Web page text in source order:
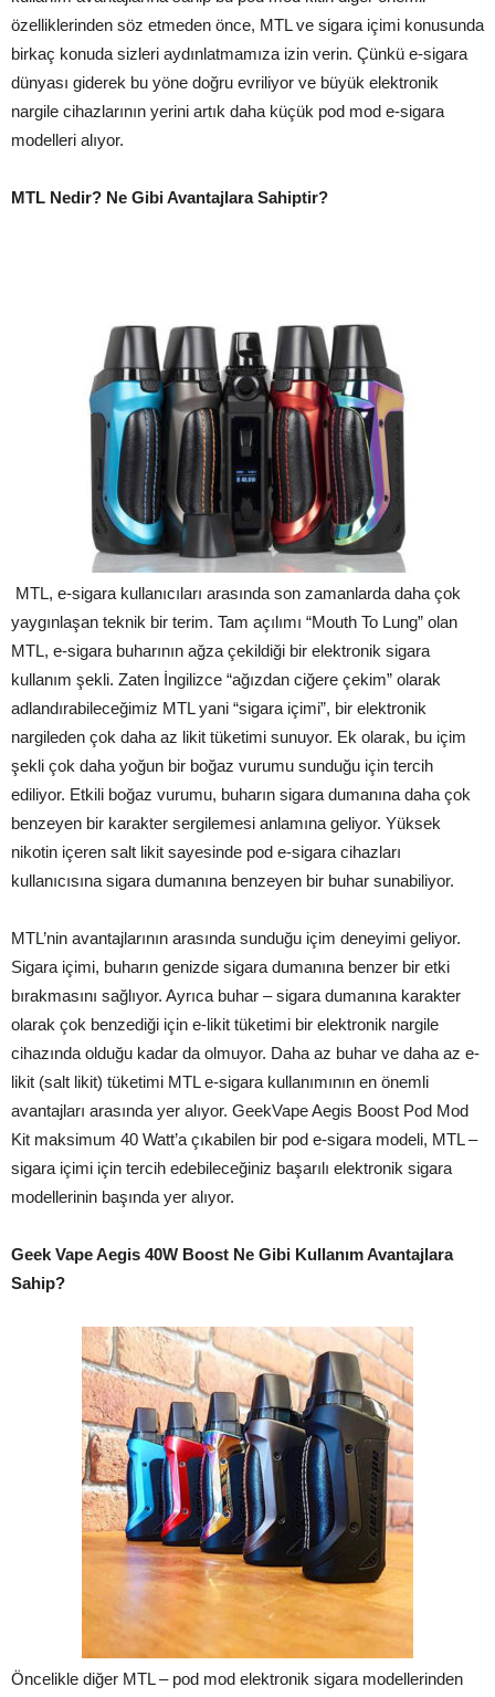
özelliklerinden söz etmeden önce, MTL ve sigara içimi konusunda
birkaç konuda sizleri aydınlatmamıza izin verin. Çünkü e-sigara
dünyası giderek bu yöne doğru evriliyor ve büyük elektronik
nargile cihazlarının yerini artık daha küçük pod mod e-sigara
modelleri alıyor.
MTL Nedir? Ne Gibi Avantajlara Sahiptir?
MTL, e-sigara kullanıcıları arasında son zamanlarda daha çok
yaygınlaşan teknik bir terim. Tam açılımı “Mouth To Lung” olan
MTL, e-sigara buharının ağza çekildiği bir elektronik sigara
kullanım şekli. Zaten İngilizce “ağızdan ciğere çekim” olarak
adlandırabileceğimiz MTL yani “sigara içimi”, bir elektronik
nargileden çok daha az likit tüketimi sunuyor. Ek olarak, bu içim
şekli çok daha yoğun bir boğaz vurumu sunduğu için tercih
ediliyor. Etkili boğaz vurumu, buharın sigara dumanına daha çok
benzeyen bir karakter sergilemesi anlamına geliyor. Yüksek
nikotin içeren salt likit sayesinde pod e-sigara cihazları
kullanıcısına sigara dumanına benzeyen bir buhar sunabiliyor.
MTL’nin avantajlarının arasında sunduğu içim deneyimi geliyor.
Sigara içimi, buharın genizde sigara dumanına benzer bir etki
bırakmasını sağlıyor. Ayrıca buhar – sigara dumanına karakter
olarak çok benzediği için e-likit tüketimi bir elektronik nargile
cihazında olduğu kadar da olmuyor. Daha az buhar ve daha az e-
likit (salt likit) tüketimi MTL e-sigara kullanımının en önemli
avantajları arasında yer alıyor. GeekVape Aegis Boost Pod Mod
Kit maksimum 40 Watt’a çıkabilen bir pod e-sigara modeli, MTL –
sigara içimi için tercih edebileceğiniz başarılı elektronik sigara
modellerinin başında yer alıyor.
Geek Vape Aegis 40W Boost Ne Gibi Kullanım Avantajlara
Sahip?
Öncelikle diğer MTL – pod mod elektronik sigara modellerinden